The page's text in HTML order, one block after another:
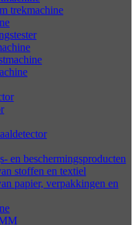
trekmachine
en beschermingsproducten
stoffen en textiel
papier, verpakkingen en